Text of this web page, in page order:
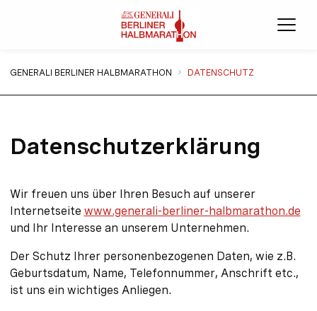
GENERALI BERLINER HALBMARATHON DATENSCHUTZ
Datenschutzerklärung
Wir freuen uns über Ihren Besuch auf unserer
Internetseite www.generali-berliner-halbmarathon.de
und Ihr Interesse an unserem Unternehmen.
Der Schutz Ihrer personenbezogenen Daten, wie z.B.
Geburtsdatum, Name, Telefonnummer, Anschrift etc.,
ist uns ein wichtiges Anliegen.